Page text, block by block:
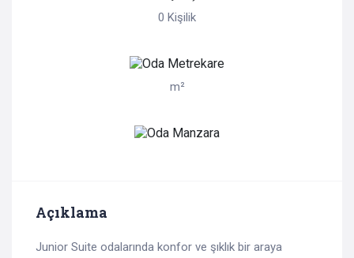
0 Kişilik
m²
Açıklama
Junior Suite odalarında konfor ve şıklık bir araya